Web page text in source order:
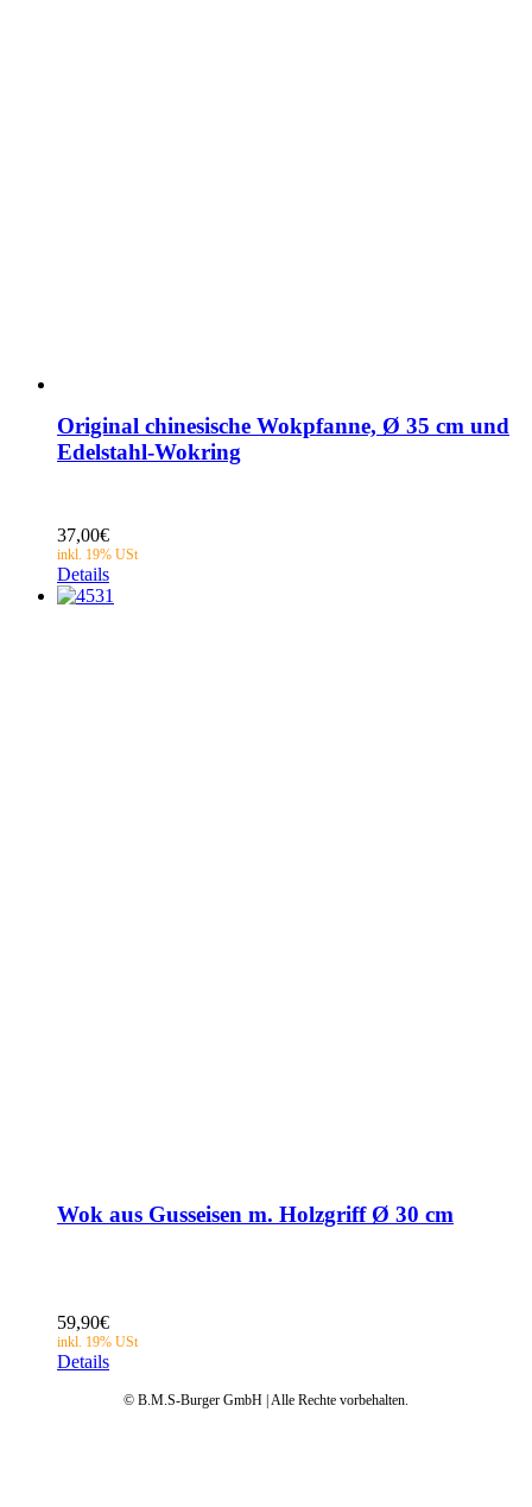
Original chinesische Wokpfanne, Ø 35 cm und
Edelstahl-Wokring
37,00€
Details
Wok aus Gusseisen m. Holzgriff Ø 30 cm
59,90€
Details
© B.M.S-Burger GmbH | Alle Rechte vorbehalten.